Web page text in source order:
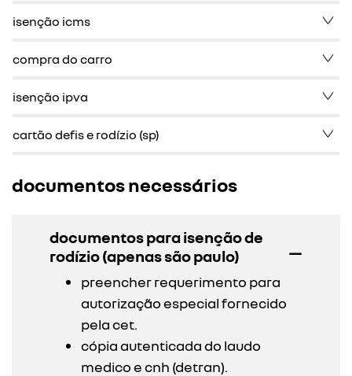
isenção icms
compra do carro
isenção ipva
cartão defis e rodízio (sp)
documentos necessários
documentos para isenção de
rodízio (apenas são paulo)
preencher requerimento para
autorização especial fornecido
pela cet.
cópia autenticada do laudo
medico e cnh (detran).